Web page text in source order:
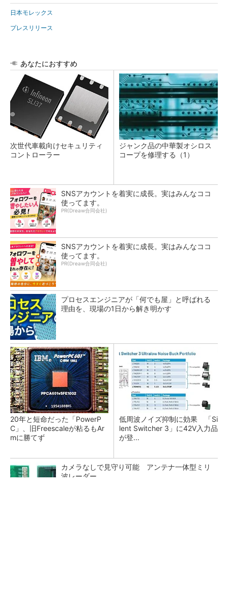
日本モレックス
プレスリリース
あなたにおすすめ
次世代車載向けセキュリティ
コントローラー
ジャンク品の中華製オシロス
コープを修理する（1）
SNSアカウントを着実に成長。実はみんなココ
使ってます。
PR(Dreaw合同会社)
SNSアカウントを着実に成長。実はみんなココ
使ってます。
PR(Dreaw合同会社)
プロセスエンジニアが「何でも屋」と呼ばれる
理由を、現場の1日から解き明かす
20年と短命だった「PowerP
C」、旧Freescaleが粘るもAr
mに勝てず
低周波ノイズ抑制に効果 「Si
lent Switcher 3」に42V入力品
が登...
カメラなしで見守り可能 アンテナ一体型ミリ
波レーダー